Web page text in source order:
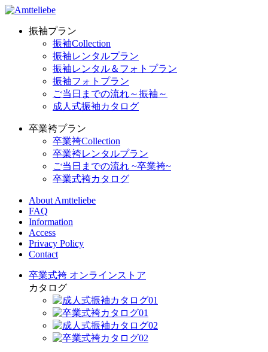
振袖プラン
振袖Collection
振袖レンタルプラン
振袖レンタル＆フォトプラン
振袖フォトプラン
ご当日までの流れ～振袖～
成人式振袖カタログ
卒業袴プラン
卒業袴Collection
卒業袴レンタルプラン
ご当日までの流れ ~卒業袴~
卒業式袴カタログ
About Amtteliebe
FAQ
Information
Access
Privacy Policy
Contact
卒業式袴 オンラインストア
カタログ